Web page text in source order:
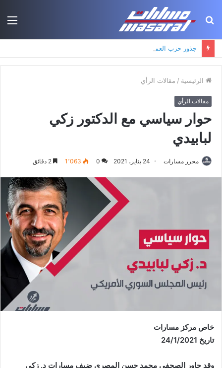
بحث
الرئيسية / مقالات الرأي
مقالات الرأي
حوار سياسي مع الدكتور زكي
لبابيدي
محرر مسارات 24 يناير، 2021 0 1٬063
خاص مركز مسارات
تاريخ 24/1/2021
وقد حاور الصحفي محمد حسن المصري ضيف مسارات د. زكي